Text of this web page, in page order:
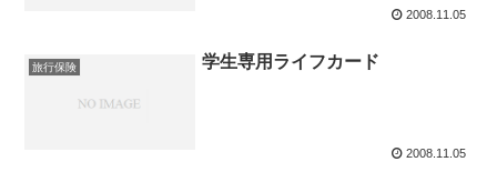
2008.11.05
旅行保険 学生専用ライフカード
2008.11.05